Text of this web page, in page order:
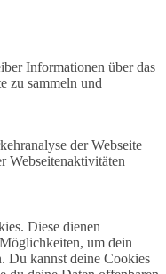
Informationen über das
zu sammeln und
der Webseite
Webseitenaktivitäten
Diese dienen
um dein
Du kannst deine Cookies